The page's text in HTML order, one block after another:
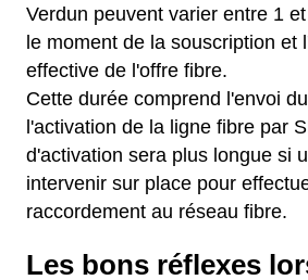
Verdun peuvent varier entre 1
le moment de la souscription et
effective de l'offre fibre.
Cette durée comprend l'envoi
l'activation de la ligne fibre par
d'activation sera plus longue si
intervenir sur place pour
raccordement au réseau fibre.
Les bons réflexes